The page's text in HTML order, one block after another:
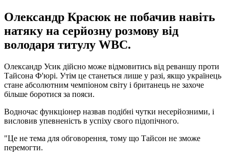
Олександр Красюк не побачив навіть
натяку на серйозну розмову від
володаря титулу WBC.
Олександр Усик дійсно може відмовитись від реваншу проти
Тайсона Ф'юрі. Утім це станеться лише у разі, якщо українець
стане абсолютним чемпіоном світу і британець не захоче
більше боротися за пояси.
Водночас функціонер назвав подібні чутки несерйозними, і
висловив упевненість в успіху свого підопічного.
"Це не тема для обговорення, тому що Тайсон не зможе
перемогти.